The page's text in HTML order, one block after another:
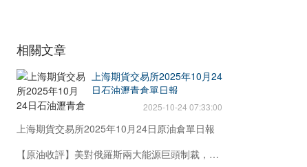
相關文章
上海期貨交易所2025年10月24
日石油瀝青倉單日報
2025-10-24 07:33:00
上海期貨交易所2025年10月24日原油倉單日報
【原油收評】美對俄羅斯兩大能源巨頭制裁，油價飆升超5%